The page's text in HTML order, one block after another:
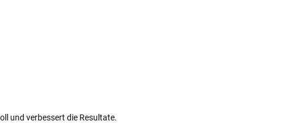
und verbessert die Resultate.